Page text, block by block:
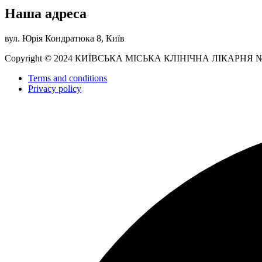
Наша адреса
вул. Юрія Кондратюка 8, Київ
Copyright © 2024 КИЇВСЬКА МІСЬКА КЛІНІЧНА ЛІКАРНЯ
Terms and conditions
Privacy policy